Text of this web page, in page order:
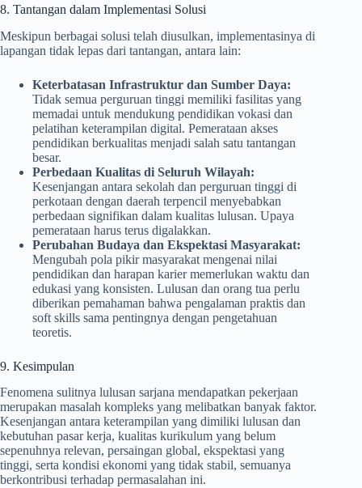
8. Tantangan dalam Implementasi Solusi
Meskipun berbagai solusi telah diusulkan, implementasinya di
lapangan tidak lepas dari tantangan, antara lain:
Keterbatasan Infrastruktur dan Sumber Daya:
Tidak semua perguruan tinggi memiliki fasilitas yang
memadai untuk mendukung pendidikan vokasi dan
pelatihan keterampilan digital. Pemerataan akses
pendidikan berkualitas menjadi salah satu tantangan
besar.
Perbedaan Kualitas di Seluruh Wilayah:
Kesenjangan antara sekolah dan perguruan tinggi di
perkotaan dengan daerah terpencil menyebabkan
perbedaan signifikan dalam kualitas lulusan. Upaya
pemerataan harus terus digalakkan.
Perubahan Budaya dan Ekspektasi Masyarakat:
Mengubah pola pikir masyarakat mengenai nilai
pendidikan dan harapan karier memerlukan waktu dan
edukasi yang konsisten. Lulusan dan orang tua perlu
diberikan pemahaman bahwa pengalaman praktis dan
soft skills sama pentingnya dengan pengetahuan
teoretis.
9. Kesimpulan
Fenomena sulitnya lulusan sarjana mendapatkan pekerjaan
merupakan masalah kompleks yang melibatkan banyak faktor.
Kesenjangan antara keterampilan yang dimiliki lulusan dan
kebutuhan pasar kerja, kualitas kurikulum yang belum
sepenuhnya relevan, persaingan global, ekspektasi yang
tinggi, serta kondisi ekonomi yang tidak stabil, semuanya
berkontribusi terhadap permasalahan ini.